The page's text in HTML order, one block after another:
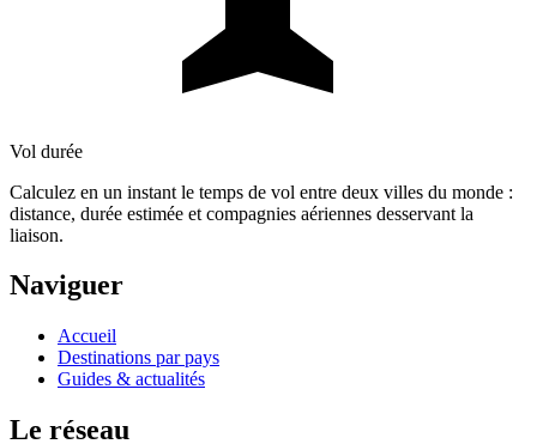
Vol durée
Calculez en un instant le temps de vol entre deux villes du monde :
distance, durée estimée et compagnies aériennes desservant la
liaison.
Naviguer
Accueil
Destinations par pays
Guides & actualités
Le réseau